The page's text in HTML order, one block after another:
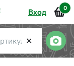
Вход 0
✕